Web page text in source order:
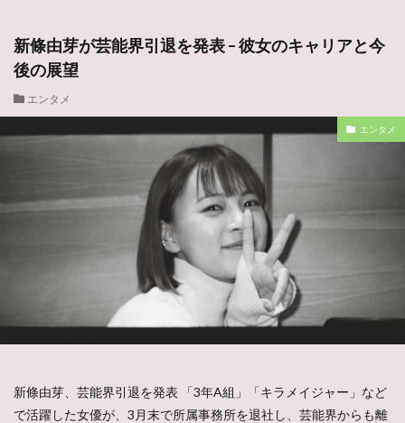
新條由芽が芸能界引退を発表 – 彼女のキャリアと今
後の展望
エンタメ
エンタメ
新條由芽、芸能界引退を発表 「3年A組」「キラメイジャー」など
で活躍した女優が、3月末で所属事務所を退社し、芸能界からも離